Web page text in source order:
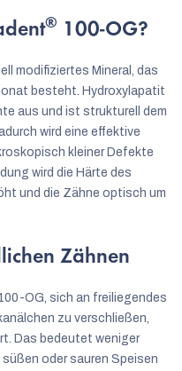
® 100-OG?
modifiziertes Mineral, das
besteht. Hydroxylapatit
aus und ist strukturell dem
wird eine effektive
kleiner Defekte
wird die Härte des
und die Zähne optisch um
Zähnen
OG, sich an freiliegendes
zu verschließen,
Das bedeutet weniger
oder sauren Speisen